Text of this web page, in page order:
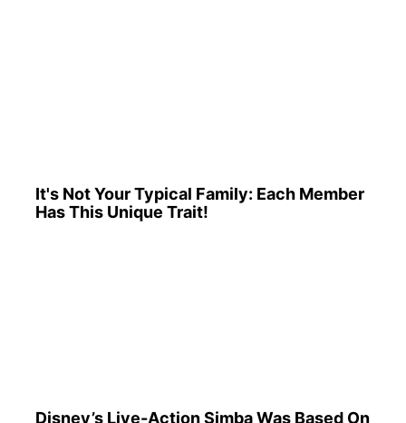
It's Not Your Typical Family: Each Member
Has This Unique Trait!
Disney’s Live-Action Simba Was Based On